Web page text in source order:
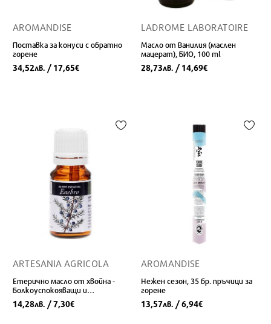
AROMANDISE
Поставка за конуси с обратно
горене
34,52лв. / 17,65€
LADROME LABORATOIRE
Масло от Ванилия (маслен
мацерат), БИО, 100 ml
28,73лв. / 14,69€
ARTESANIA AGRICOLA
Етерично масло от хвойна -
Болкоуспокояващи и
детоксикиращи свойства, 10
ml
14,28лв. / 7,30€
AROMANDISE
Нежен сезон, 35 бр. пръчици за
горене
13,57лв. / 6,94€